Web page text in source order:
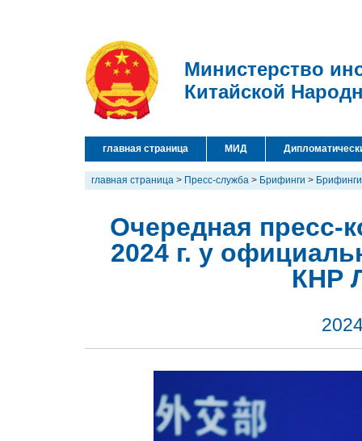
Министерство
Китайской
главная страница МИД
главная страница > Пресс-служба > Брифинги > Брифинги
Очередная пресс-
2024 г. у
КНР